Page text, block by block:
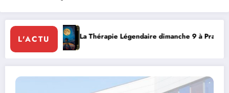
L'ACTU9 à Prayssac Expérience RADIO, Thibault et